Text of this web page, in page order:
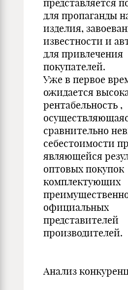
представляется
для пропаганды
изделия,
известности и
для привлечения
покупателей.
Уже в первое
ожидается
рентабельность ,
сравнительно
себестоимости
являющейся
оптовых покупок
комплектующих
официальных
представителей
производителей.
Анализ